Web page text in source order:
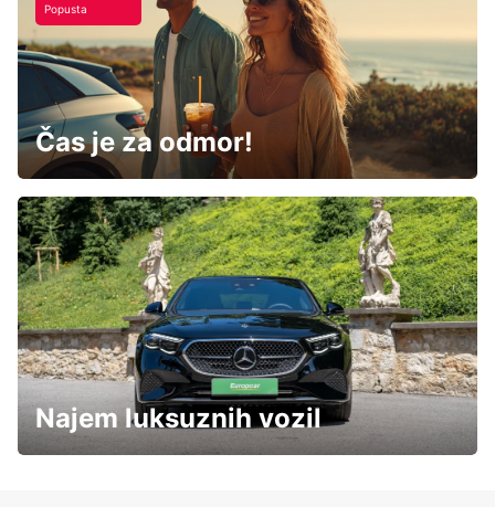
Popusta
Čas je za odmor!
Najem luksuznih vozil